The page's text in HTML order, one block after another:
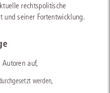
rechtspolitische
und seiner Fortentwicklung.
auf,
werden,